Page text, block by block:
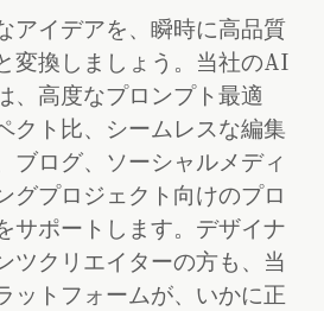
アイデアを、瞬時に高品質
変換しましょう。当社のAI
、高度なプロンプト最適
クト比、シームレスな編集
ブログ、ソーシャルメディ
グプロジェクト向けのプロ
サポートします。デザイナ
ツクリエイターの方も、当
ットフォームが、いかに正